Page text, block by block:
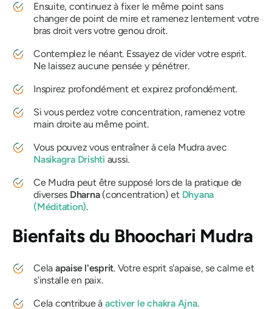
Ensuite, continuez à fixer le même point sans
changer de point de mire et ramenez lentement votre
bras droit vers votre genou droit.
Contemplez le néant. Essayez de vider votre esprit.
Ne laissez aucune pensée y pénétrer.
Inspirez profondément et expirez profondément.
Si vous perdez votre concentration, ramenez votre
main droite au même point.
Vous pouvez vous entraîner à cela Mudraavec
Nasikagra Drishti aussi.
Ce Mudra peut être supposé lors de la pratique de
diverses Dharna(concentration) et Dhyana
(Méditation).
Bienfaits du Bhoochari Mudra
Cela apaise l'esprit. Votre esprit s'apaise, se calme et
s'installe en paix.
Cela contribue à activer lechakra Ajna.